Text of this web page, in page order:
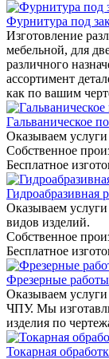
Фурнитура под
Изготовление
мебельной, для
различного
ассортимент
как по вашим
Гальваническое
Оказываем
Собственное
Бесплатное
Гидроабразивная
Оказываем
видов изделий.
Собственное
Бесплатное
Фрезерные работы
Оказываем услуги
ЧПУ. Мы
изделия по
Токарная